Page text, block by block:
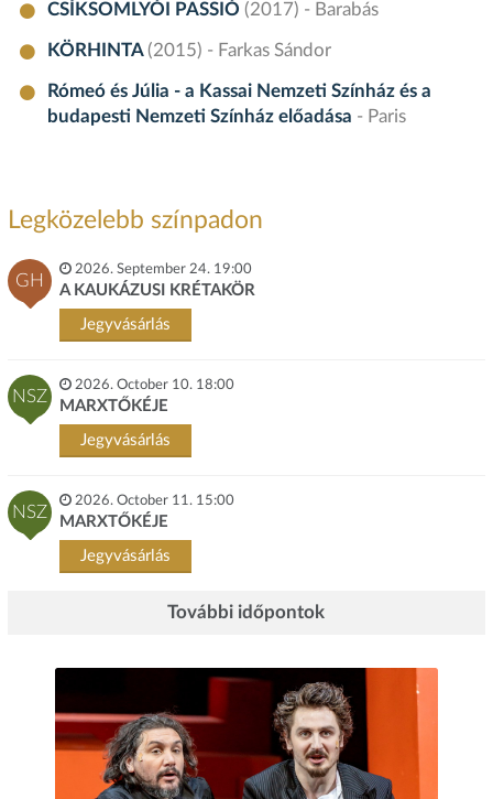
CSÍKSOMLYÓI PASSIÓ (2017) - Barabás
KÖRHINTA(2015) - Farkas Sándor
Rómeó és Júlia - a Kassai Nemzeti Színház és a
budapesti Nemzeti Színház előadása - Paris
Legközelebb színpadon
GH
2026. September 24. 19:00
A KAUKÁZUSI KRÉTAKÖR
Jegyvásárlás
NSZ
2026. October 10. 18:00
MARXTŐKÉJE
Jegyvásárlás
NSZ
2026. October 11. 15:00
MARXTŐKÉJE
Jegyvásárlás
További időpontok